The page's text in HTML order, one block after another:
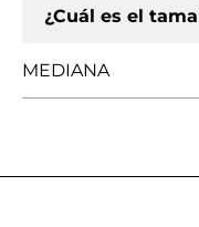
¿Cuál es el
MEDIANA